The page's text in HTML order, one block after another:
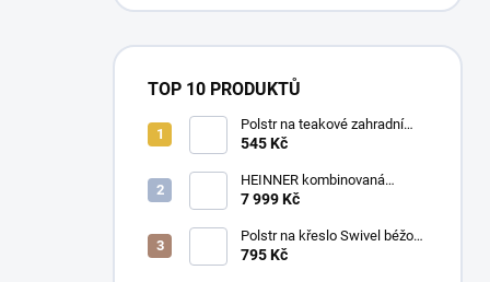
TOP 10 PRODUKTŮ
Polstr na teakové zahradní
křeslo vysoké - látka motiv
545 Kč
HEINNER kombinovaná
chladnička HF-
7 999 Kč
Polstr na křeslo Swivel béžový
melír
795 Kč